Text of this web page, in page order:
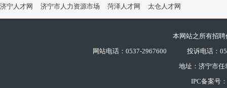
济宁人才网 济宁市人力资源市场 菏泽人才网 太仓人才网
本网站之所有招
网站电话：0537-2967600
投诉电话：
地址：济宁市任
IPC备案号